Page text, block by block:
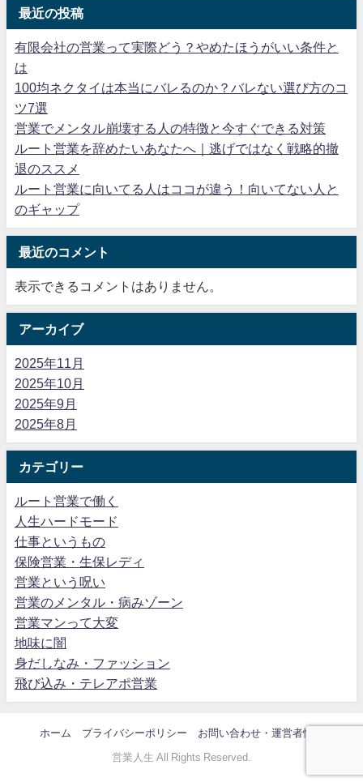
最近の投稿
有限会社の営業って実際どう？やめたほうがいい条件と
は
100均ネクタイは本当にバレるのか？バレない選び方のコ
ツ7選
営業でメンタル崩壊する人の特徴と今すぐできる対策
ルート営業を辞めたいあなたへ｜逃げではなく戦略的撤
退のススメ
ルート営業に向いてる人はココが違う！向いてない人と
のギャップ
最近のコメント
表示できるコメントはありません。
アーカイブ
2025年11月
2025年10月
2025年9月
2025年8月
カテゴリー
ルート営業で働く
人生ハードモード
仕事というもの
保険営業・生保レディ
営業という呪い
営業のメンタル・病みゾーン
営業マンって大変
地味に闇
身だしなみ・ファッション
飛び込み・テレアポ営業
ホーム プライバシーポリシー お問い合わせ・運営者情報
営業人生 All Rights Reserved.